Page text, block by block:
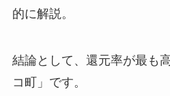
的に解説。
結論として、還元率が最も
コ町」です。